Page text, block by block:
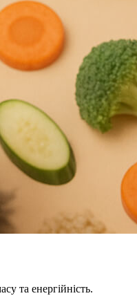
та енергійність.